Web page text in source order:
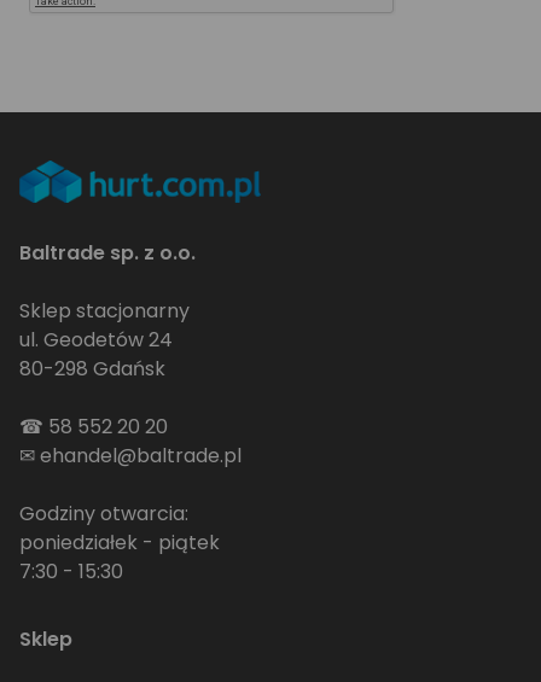
Baltrade sp. z o.o.
Sklep stacjonarny
ul. Geodetów 24
80-298 Gdańsk
☎ 58 552 20 20
✉ehandel@baltrade.pl
Godziny otwarcia:
poniedziałek - piątek
7:30 - 15:30
Sklep